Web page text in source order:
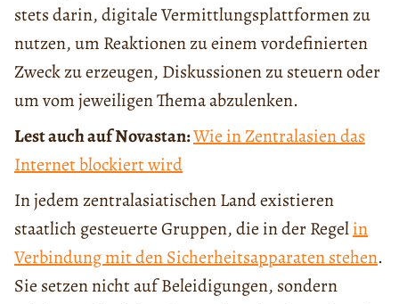
stets darin, digitale Vermittlungsplattformen zu
nutzen, um Reaktionen zu einem vordefinierten
Zweck zu erzeugen, Diskussionen zu steuern oder
um vom jeweiligen Thema abzulenken.
Lest auch auf Novastan:Wie in Zentralasien das
Internet blockiert wird
In jedem zentralasiatischen Land existieren
staatlich gesteuerte Gruppen, die in der Regelin
Verbindung mit den Sicherheitsapparaten stehen.
Sie setzen nicht auf Beleidigungen, sondern